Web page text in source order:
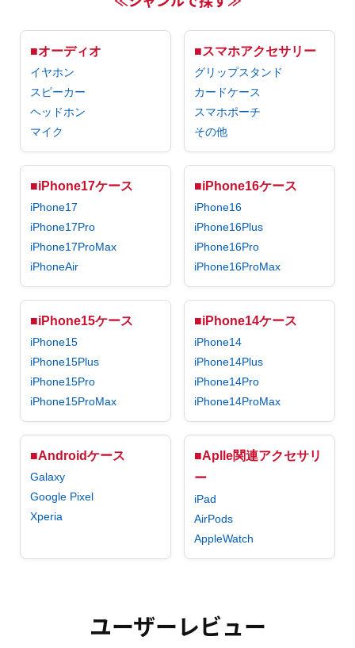
■オーディオ
イヤホン
スピーカー
ヘッドホン
マイク
■スマホアクセサリー
グリップスタンド
カードケース
スマホポーチ
その他
■iPhone17ケース
iPhone17
iPhone17Pro
iPhone17ProMax
iPhoneAir
■iPhone16ケース
iPhone16
iPhone16Plus
iPhone16Pro
iPhone16ProMax
■iPhone15ケース
iPhone15
iPhone15Plus
iPhone15Pro
iPhone15ProMax
■iPhone14ケース
iPhone14
iPhone14Plus
iPhone14Pro
iPhone14ProMax
■Androidケース
Galaxy
Google Pixel
Xperia
■Aplle関連アクセサリ
ー
iPad
AirPods
AppleWatch
ユーザーレビュー